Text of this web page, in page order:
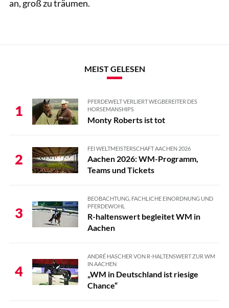
an, groß zu träumen.
MEIST GELESEN
1
PFERDEWELT VERLIERT WEGBEREITER DES
HORSEMANSHIPS
Monty Roberts ist tot
2
FEI WELTMEISTERSCHAFT AACHEN 2026
Aachen 2026: WM-Programm,
Teams und Tickets
3
BEOBACHTUNG, FACHLICHE EINORDNUNG UND
PFERDEWOHL
R-haltenswert begleitet WM in
Aachen
4
ANDRÉ HASCHER VON R-HALTENSWERT ZUR WM
IN AACHEN
„WM in Deutschland ist riesige
Chance“